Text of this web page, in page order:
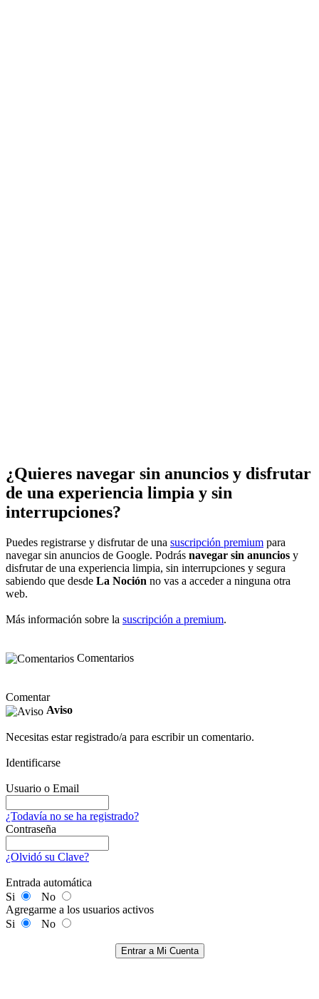
¿Quieres navegar sin anuncios y disfrutar
de una experiencia limpia y sin
interrupciones?
Puedes registrarse y disfrutar de una suscripción premium para
navegar sin anuncios de Google. Podrás navegar sin anuncios y
disfrutar de una experiencia limpia, sin interrupciones y segura
sabiendo que desde La Noción no vas a acceder a ninguna otra
web.
Más información sobre la suscripción a premium.
Comentarios
Comentar
Aviso
Necesitas estar registrado/a para escribir un comentario.
Identificarse
Usuario o Email
¿Todavía no se ha registrado?
Contraseña
¿Olvidó su Clave?
Entrada automática
Si
No
Agregarme a los usuarios activos
Si
No
Entrar a Mi Cuenta